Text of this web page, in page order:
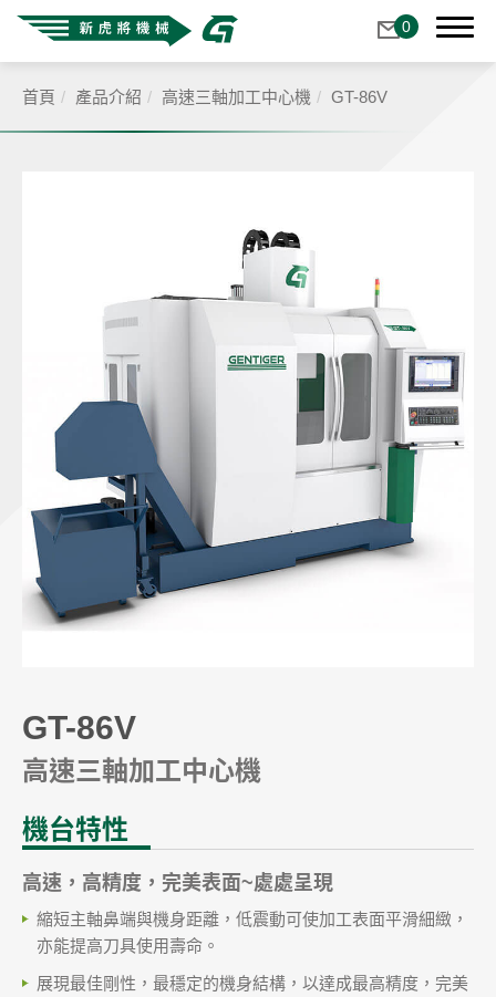
0
首頁 產品介紹 高速三軸加工中心機 GT-86V
GT-86V
高速三軸加工中心機
機台特性
高速，高精度，完美表面~處處呈現
縮短主軸鼻端與機身距離，低震動可使加工表面平滑細緻，
亦能提高刀具使用壽命。
展現最佳剛性，最穩定的機身結構，以達成最高精度，完美
高速三軸加工中心機
高速五軸加工中心機
CNC銑車複合機
立式加工中心機
立式銑床
品質管理
產品應用
繁體中文 English